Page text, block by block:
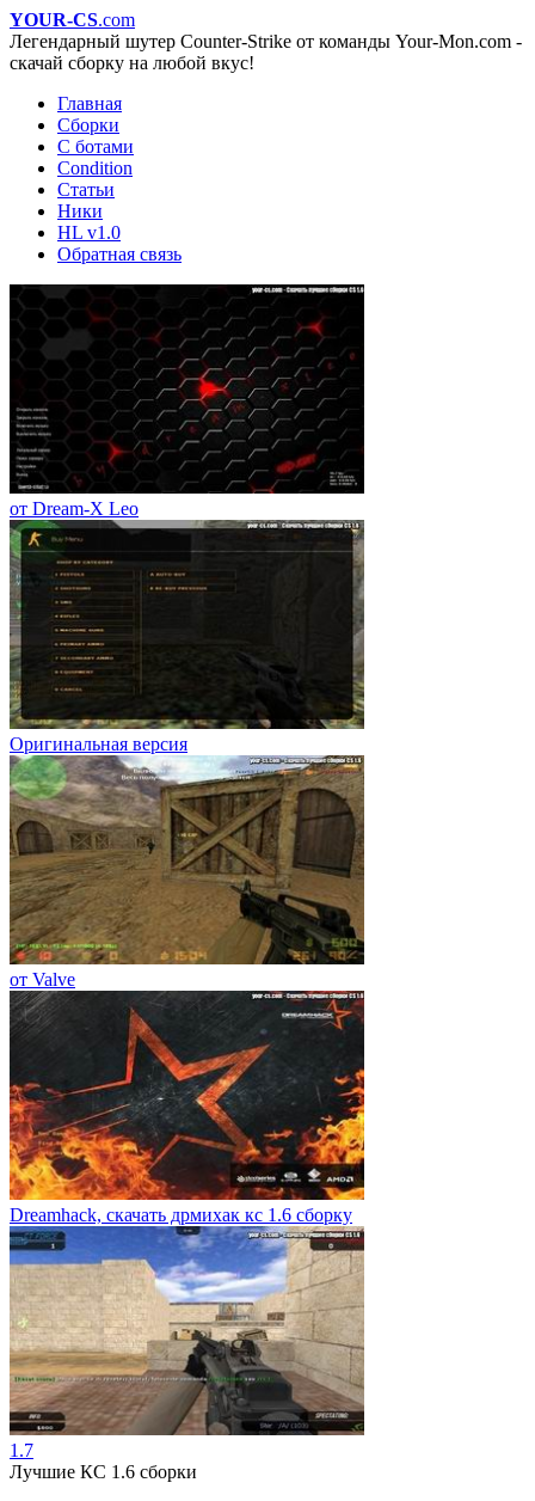
YOUR-CS.com
Легендарный шутер Counter-Strike от команды Your-Mon.com -
скачай сборку на любой вкус!
Главная
Сборки
С ботами
Condition
Статьи
Ники
HL v1.0
Обратная связь
от Dream-X Leo
Оригинальная версия
от Valve
Dreamhack, скачать дрмихак кс 1.6 сборку
1.7
Лучшие КС 1.6 сборки